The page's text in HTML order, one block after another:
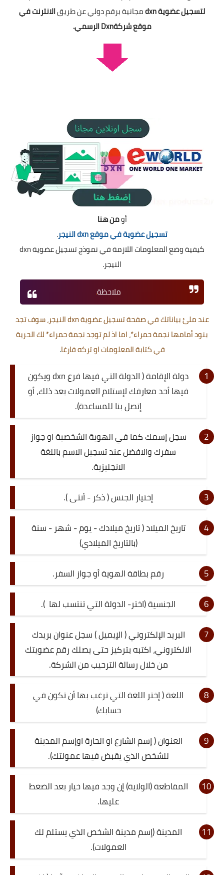
لتسجيل عضوية dxn
مجانية برقم دولي عن طريقالانترنت في
موقع شركةDxn الرسمي.
أومن هنا
تسجيل عضوية في موقع dxn النيجر
.
كيفية وضع المعلومات اللازمة في نموذج تسجيل عضوية dxn
النيجر.
ملاحظة.
عند ملئ بياناتك في صفحة تسجيل عضوية dxn النيجر، سوف تجد
بنود أمامها نجمةحمراء*، اما اذ لم توجد نجمةحمراء*لك الحرية
في كتابة المعلومات او تركه فارغا.
دولة الإقامة ( الدولة التي فيها فرع dxn ويكون
فيها أحد معارفك لإستلام العمولات بعد ذلك، أو
إتصل بنا للمساعدة).
سجل إسمك كما في الهوية الشخصية او جواز
سفرك والافضل عند تسجيل الاسم باللغة
الانجليزية.
إختيار الجنس ( ذكر - أنثى ).
تاريخ الميلاد ( تاريخ ميلادك - يوم - شهر - سنة
(بالتاريخ الميلادي)
رقم بطاقة الهوية أو جواز السفر.
الجنسية (اختر- الدولة التي تنتسب لها ).
البريد الإلكتروني ( الإيميل ) سجل عنوان بريدك
الالكتروني، اكتبه بتركيز حتى يصلك رقم عضويتك
من خلال رسالة الترحيب من الشركة.
اللغة ( إختر اللغة التي ترغب بها أن تكون في
حسابك)
العنوان ( إسم الشارع او الحارة اوإسم المدينة
للشخص الذي يقبض فيها عمولتك).
المقاطعة (الولاية) إن وجد فيها خيار بعد الضغط
عليها.
المدينة (إسم مدينة الشخص الذي يستلم لك
العمولات).